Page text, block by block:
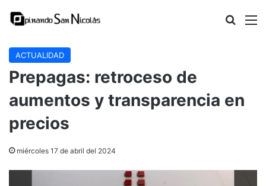
Buscar
ACTUALIDAD
Prepagas: retroceso de
aumentos y transparencia en
precios
miércoles 17 de abril del 2024